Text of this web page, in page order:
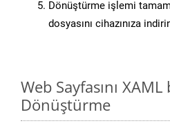
Dönüştürme işlemi
dosyasını cihazınıza
Web Sayfasını
Dönüştürme